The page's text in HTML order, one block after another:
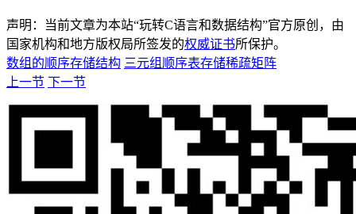
声明：当前文章为本站“玩转C语言和数据结构”官方原创，由
国家机构和地方版权局所签发的权威证书所保护。
数组的顺序存储结构 三元组顺序表存储稀疏矩阵
上一节 下一节